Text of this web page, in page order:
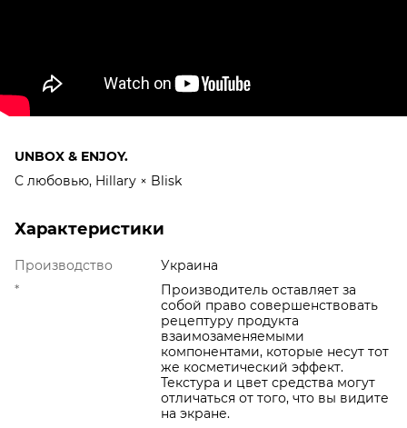
UNBOX & ENJOY.
С любовью, Hillary × Blisk
Характеристики
Производство
Украина
*
Производитель оставляет за
собой право совершенствовать
рецептуру продукта
взаимозаменяемыми
компонентами, которые несут тот
же косметический эффект.
Текстура и цвет средства могут
отличаться от того, что вы видите
на экране.